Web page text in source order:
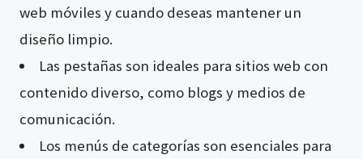
web móviles y cuando deseas mantener un
diseño limpio.
Las pestañas son ideales para sitios web con
contenido diverso, como blogs y medios de
comunicación.
Los menús de categorías son esenciales para